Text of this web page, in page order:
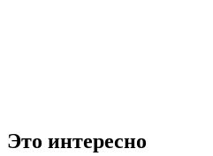
Это интересно